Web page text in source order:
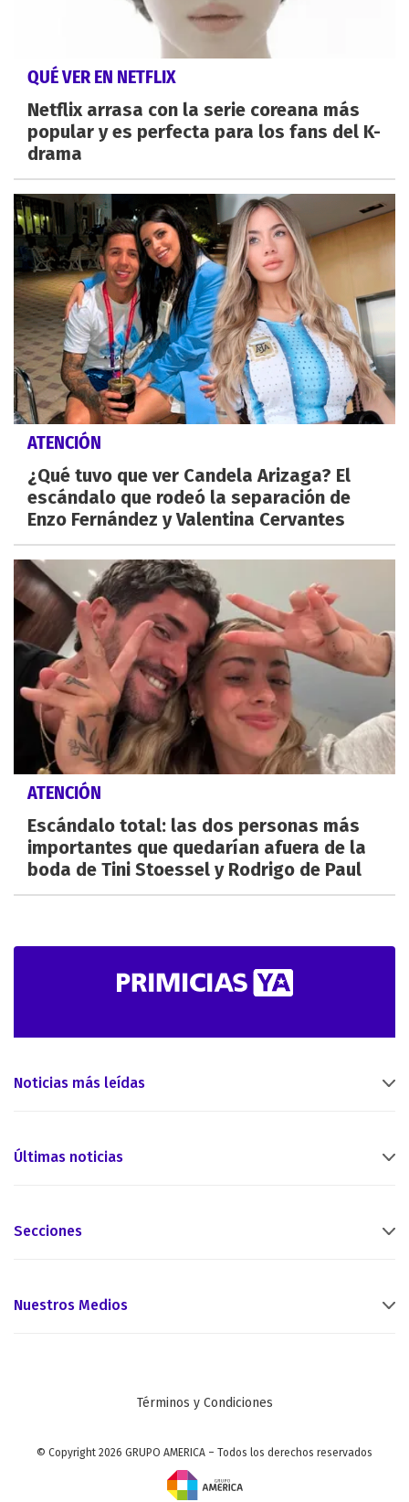
QUÉ VER EN NETFLIX
Netflix arrasa con la serie coreana más
popular y es perfecta para los fans del K-
drama
ATENCIÓN
¿Qué tuvo que ver Candela Arizaga? El
escándalo que rodeó la separación de
Enzo Fernández y Valentina Cervantes
ATENCIÓN
Escándalo total: las dos personas más
importantes que quedarían afuera de la
boda de Tini Stoessel y Rodrigo de Paul
Noticias más leídas
Últimas noticias
Secciones
Nuestros Medios
Términos y Condiciones
© Copyright 2026 GRUPO AMERICA – Todos los derechos reservados